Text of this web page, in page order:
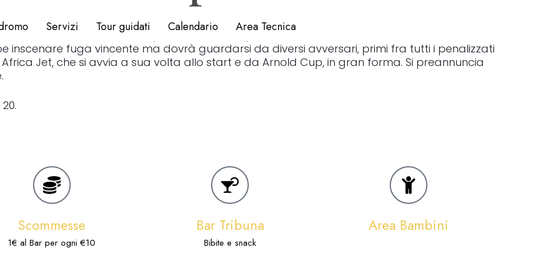
Servizi Tour guidati Calendario Area Tecnica
corsa al Ghirlandina di questo venerdì. Ci proveranno in tanti e un favorito evidente non
inscenare fuga vincente ma dovrà guardarsi da diversi avversari, primi fra tutti i penalizzati
Jet, che si avvia a sua volta allo start e da Arnold Cup, in gran forma. Si preannuncia
Scommesse
1€ al Bar per ogni €10
Bar Tribuna
Bibite e snack
Area Bambini